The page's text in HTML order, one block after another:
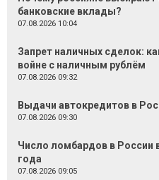
банковские вклады?
07.08.2026 10:04
Запрет наличных сделок:
войне с наличным рублём
07.08.2026 09:32
Выдачи автокредитов в
07.08.2026 09:30
Число ломбардов в России
года
07.08.2026 09:05